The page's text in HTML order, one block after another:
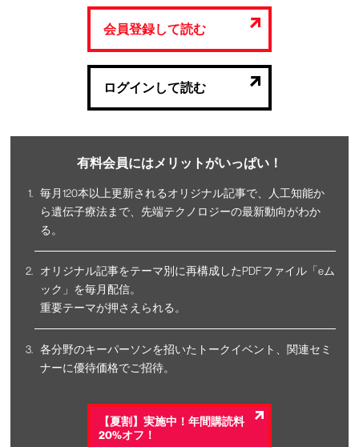
会員登録して読む
ログインして読む
有料会員にはメリットがいっぱい！
毎月120本以上更新されるオリジナル記事で、人工知能か
ら遺伝子療法まで、先端テクノロジーの最新動向がわか
る。
オリジナル記事をテーマ別に再構成したPDFファイル「eム
ック」を毎月配信。
重要テーマが押さえられる。
各分野のキーパーソンを招いたトークイベント、関連セミ
ナーに優待価格でご招待。
【夏割】実施中！年間購読料
20%オフ！